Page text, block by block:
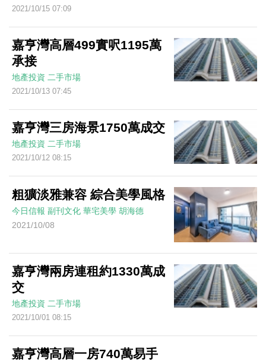
2021/10/15 07:09
嘉亨灣高層499實呎1195萬
承接
地產投資 二手市場
2021/10/13 07:45
嘉亨灣三房海景1750萬成交
地產投資 二手市場
2021/10/12 08:15
粗獷淡雅兼容 綜合美學風格
今日信報 副刊文化 華宅美學 胡海德
2021/10/08
嘉亨灣兩房連租約1330萬成
交
地產投資 二手市場
2021/10/01 08:15
嘉亨灣高層一房740萬易手